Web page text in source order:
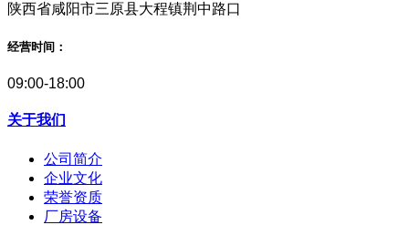
陕西省咸阳市三原县大程镇荆中路口
经营时间：
09:00-18:00
关于我们
公司简介
企业文化
荣誉资质
厂房设备